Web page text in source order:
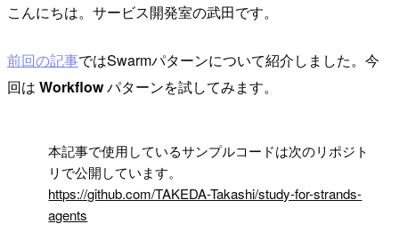
こんにちは。サービス開発室の武田です。
前回の記事ではSwarmパターンについて紹介しました。今
回は Workflowパターンを試してみます。
本記事で使用しているサンプルコードは次のリポジト
リで公開しています。
https://github.com/TAKEDA-Takashi/study-for-strands-
agents